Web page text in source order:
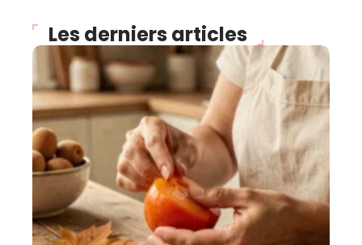
Les derniers articles